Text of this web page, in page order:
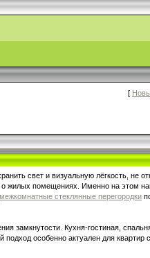
[
свет и визуальную лёгкость, не
о жилых помещениях. Именно на этом
межкомнатные стеклянные перегородки
замкнутости. Кухня-гостиная,
особенно актуален для